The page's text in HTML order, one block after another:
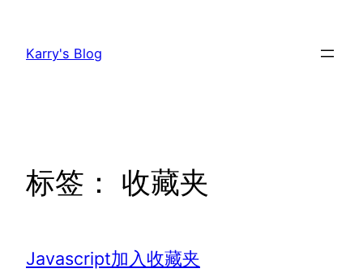
Karry's Blog
标签： 收藏夹
Javascript加入收藏夹